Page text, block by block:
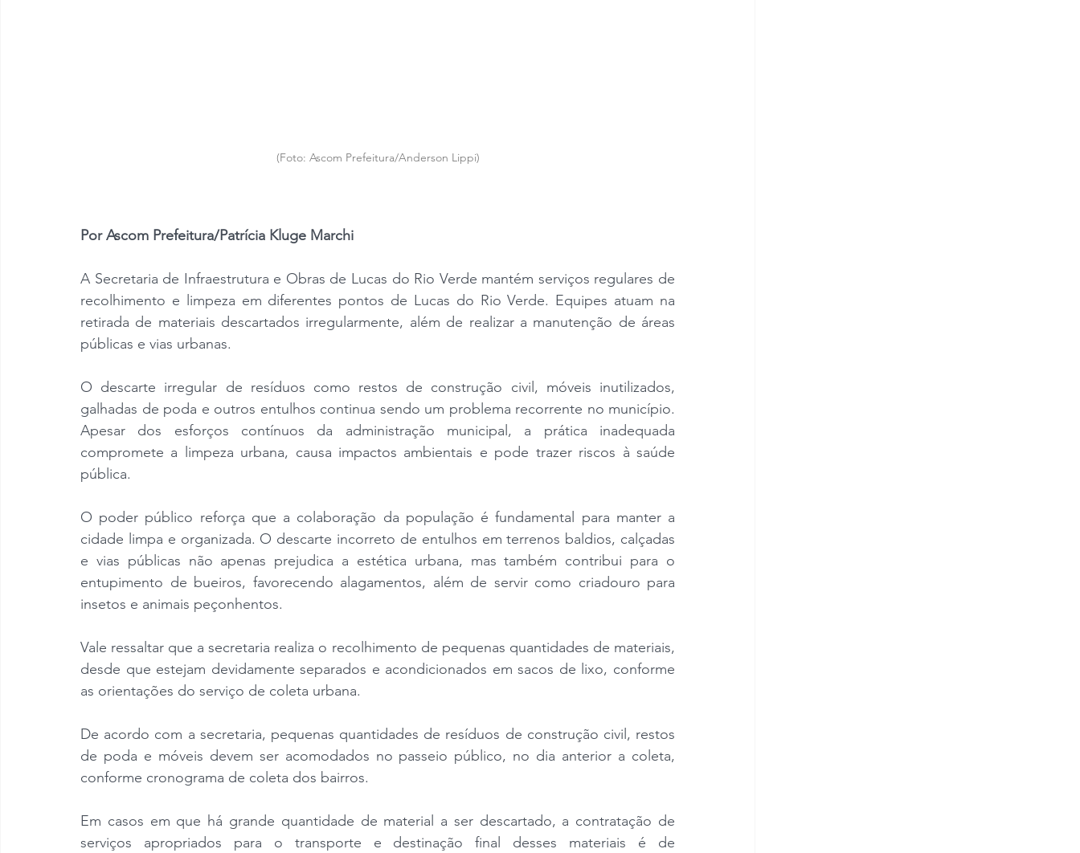
(Foto: Ascom Prefeitura/Anderson Lippi)
Por Ascom Prefeitura/Patrícia Kluge Marchi
A Secretaria de Infraestrutura e Obras de Lucas do Rio Verde mantém serviços regulares de
recolhimento e limpeza em diferentes pontos de Lucas do Rio Verde. Equipes atuam na
retirada de materiais descartados irregularmente, além de realizar a manutenção de áreas
públicas e vias urbanas.
O descarte irregular de resíduos como restos de construção civil, móveis inutilizados,
galhadas de poda e outros entulhos continua sendo um problema recorrente no município.
Apesar dos esforços contínuos da administração municipal, a prática inadequada
compromete a limpeza urbana, causa impactos ambientais e pode trazer riscos à saúde
pública.
O poder público reforça que a colaboração da população é fundamental para manter a
cidade limpa e organizada. O descarte incorreto de entulhos em terrenos baldios, calçadas
e vias públicas não apenas prejudica a estética urbana, mas também contribui para o
entupimento de bueiros, favorecendo alagamentos, além de servir como criadouro para
insetos e animais peçonhentos.
Vale ressaltar que a secretaria realiza o recolhimento de pequenas quantidades de materiais,
desde que estejam devidamente separados e acondicionados em sacos de lixo, conforme
as orientações do serviço de coleta urbana.
De acordo com a secretaria, pequenas quantidades de resíduos de construção civil, restos
de poda e móveis devem ser acomodados no passeio público, no dia anterior a coleta,
conforme cronograma de coleta dos bairros.
Em casos em que há grande quantidade de material a ser descartado, a contratação de
serviços apropriados para o transporte e destinação final desses materiais é de